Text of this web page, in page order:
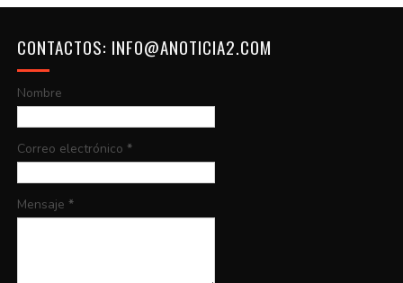
CONTACTOS: INFO@ANOTICIA2.COM
Nombre
Correo electrónico *
Mensaje *